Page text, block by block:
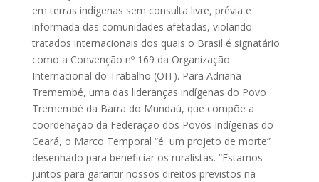
em terras indígenas sem consulta livre, prévia e
informada das comunidades afetadas, violando
tratados internacionais dos quais o Brasil é signatário
como a Convenção nº 169 da Organização
Internacional do Trabalho (OIT). Para Adriana
Tremembé, uma das lideranças indígenas do Povo
Tremembé da Barra do Mundaú, que compõe a
coordenação da Federação dos Povos Indígenas do
Ceará, o Marco Temporal “é um projeto de morte”
desenhado para beneficiar os ruralistas. “Estamos
juntos para garantir nossos direitos previstos na